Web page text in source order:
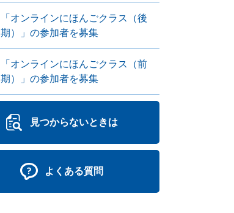
「オンラインにほんごクラス（後
期）」の参加者を募集
「オンラインにほんごクラス（前
期）」の参加者を募集
見つからないときは
よくある質問